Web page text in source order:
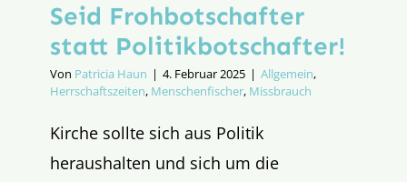
Seid Frohbotschafter
statt Politik­botschafter!
Von Patricia Haun | 4. Februar 2025 | Allgemein,
Herrschaftszeiten, Menschenfischer, Missbrauch
Kirche sollte sich aus Politik
heraushalten und sich um die